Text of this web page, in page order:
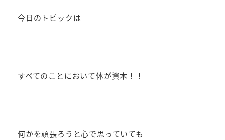
今日のトピックは
すべてのことにおいて体が資本！！
何かを頑張ろうと心で思っていても